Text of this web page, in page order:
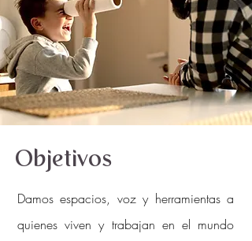
Objetivos
Damos espacios, voz y herramientas a
quienes viven y trabajan en el mundo